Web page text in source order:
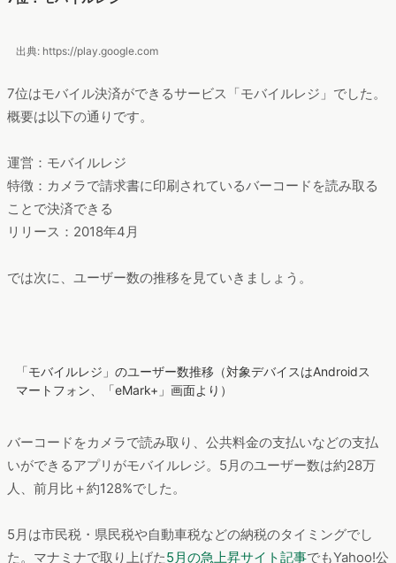
いました。この抗体検査は定員の約19倍、5万7000人の応募が
集まる など大きな反響を呼び、これが急上昇の要因の大きなひ
7位：モバイルレジ